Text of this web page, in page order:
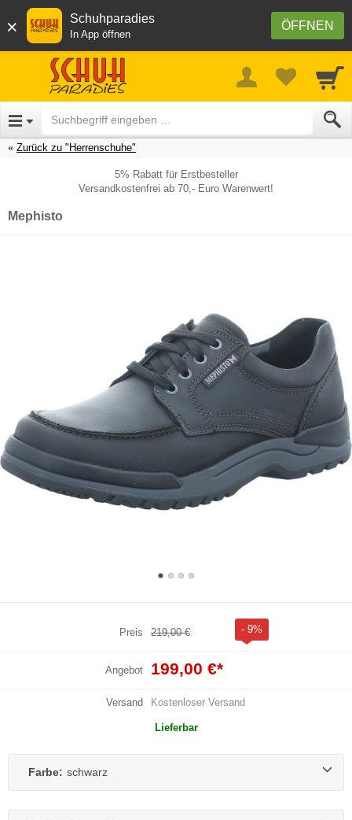
× ÖFFNEN
Schuhparadies
In App öffnen
Zurück zu "Herrenschuhe"
5% Rabatt für Erstbesteller
Versandkostenfrei ab 70,- Euro Warenwert!
Mephisto
Preis 219,00 € - 9%
Angebot 199,00 €*
Versand Kostenloser Versand
Lieferbar
Farbe: schwarz